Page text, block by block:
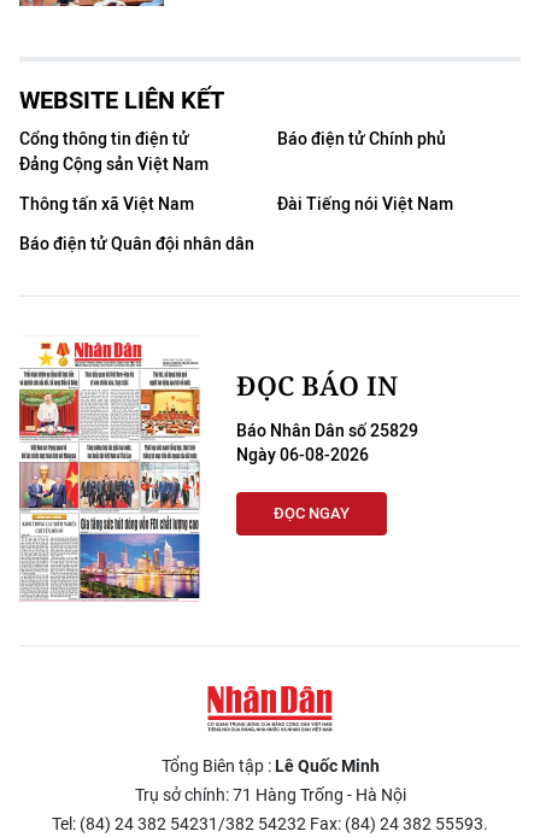
WEBSITE LIÊN KẾT
Cổng thông tin điện tử
Đảng Cộng sản Việt Nam
Báo điện tử Chính phủ
Thông tấn xã Việt Nam
Đài Tiếng nói Việt Nam
Báo điện tử Quân đội nhân dân
ĐỌC BÁO IN
Báo Nhân Dân số 25829
Ngày 06-08-2026
ĐỌC NGAY
Tổng Biên tập :Lê Quốc Minh
Trụ sở chính: 71 Hàng Trống - Hà Nội
Tel: (84) 24 382 54231/382 54232 Fax: (84) 24 382 55593.